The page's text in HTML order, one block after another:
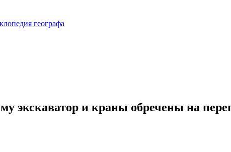
экскаватор и краны обречены на